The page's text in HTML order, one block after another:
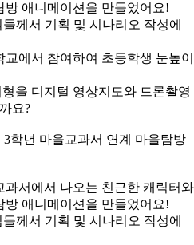
방 애니메이션을 만들었어요!
께서 기획 및 시나리오 작성에
에서 참여하여 초등학생 눈높이
을 디지털 영상지도와 드론촬영
요?
학년 마을교과서 연계 마을탐방
과서에서 나오는 친근한 캐릭터와
방 애니메이션을 만들었어요!
께서 기획 및 시나리오 작성에